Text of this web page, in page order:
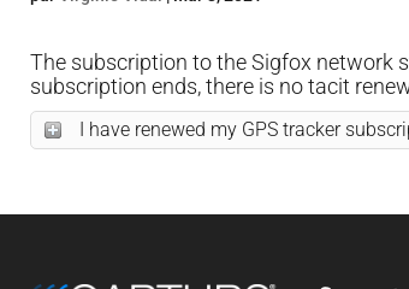
The subscription to the Sigfox network
subscription ends, there is no tacit
I have renewed my GPS tracker